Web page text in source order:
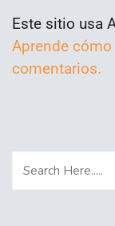
Este sitio usa
Aprende
comentarios.